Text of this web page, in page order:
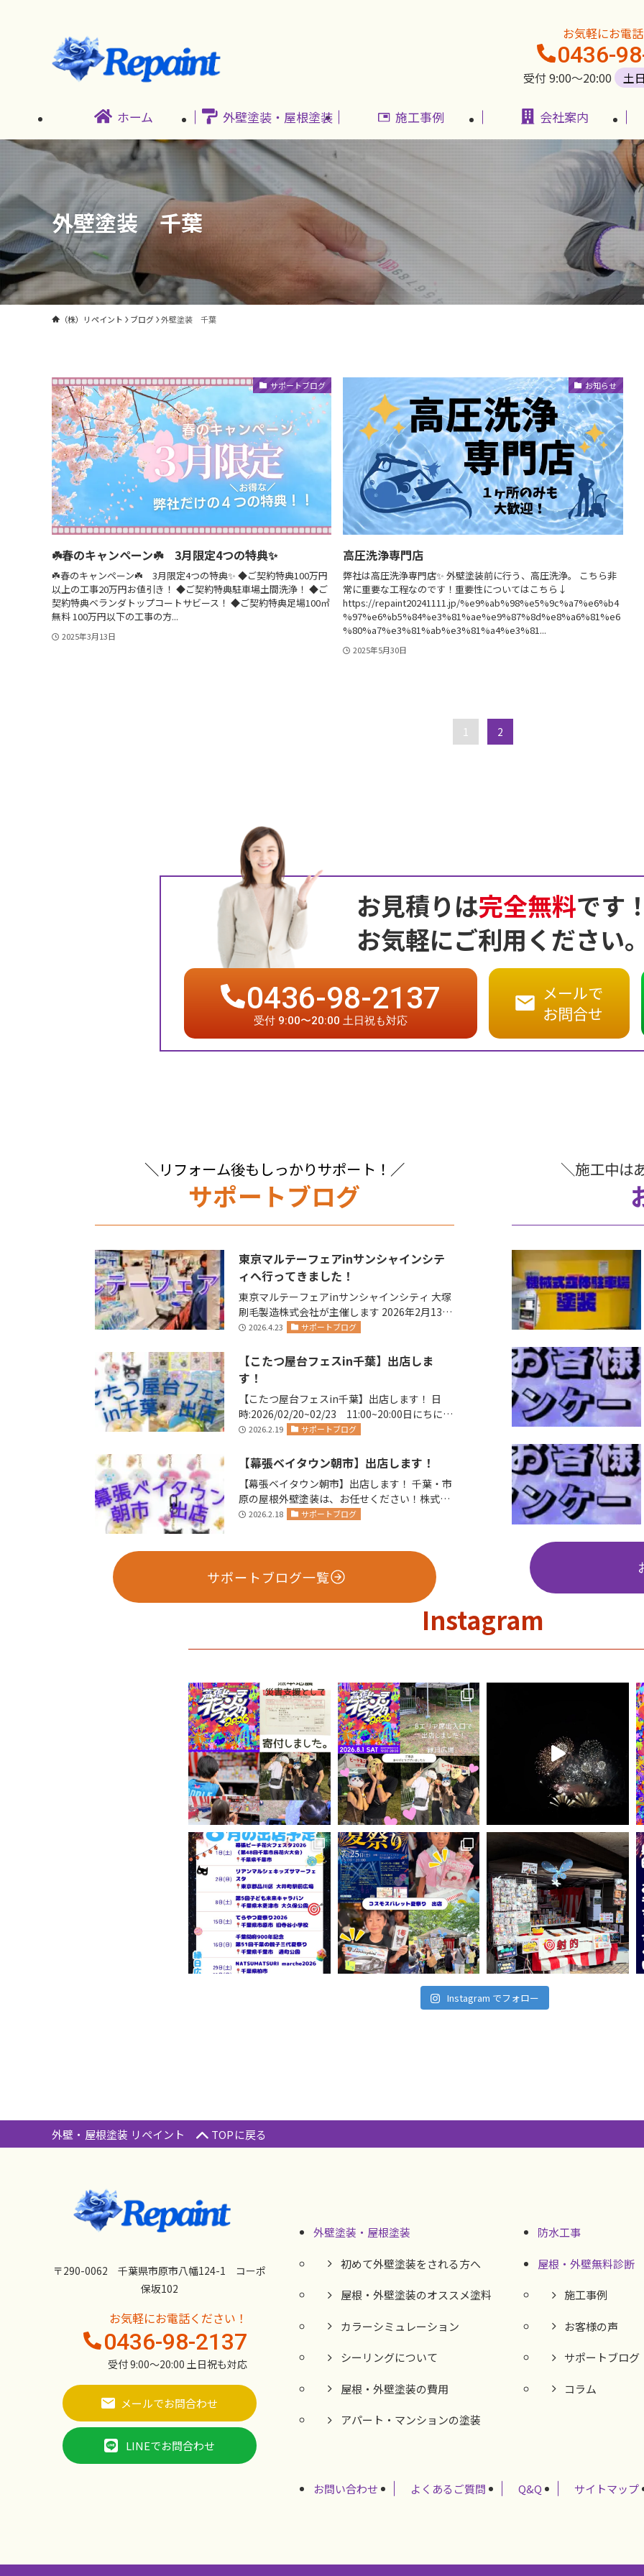
ホーム 外壁塗装・屋根塗装 施工事例 会社案内
お気軽にお電
0436-
受付 9:00〜20:00 土
外壁塗装 千葉
（株）リペイント ブログ 外壁塗装 千葉
サポートブログ
☘️春のキャンペーン☘️ 3月限定4つの特典✨
☘️春のキャンペーン☘️ 3月限定4つの特典✨ ◆ご契約特典100万円
以上の工事20万円お値引き！ ◆ご契約特典駐車場土間洗浄！ ◆ご
契約特典ベランダトップコートサビース！ ◆ご契約特典足場100㎡
無料 100万円以下の工事の方...
2025年3月13日
お知らせ
高圧洗浄専門店
弊社は高圧洗浄専門店✨ 外壁塗装前に行う、高圧洗浄。 こちら非
常に重要な工程なのです！重要性についてはこちら↓
https://repaint20241111.jp/%e9%ab%98%e5%9c%a7%e6%b4
%97%e6%b5%84%e3%81%ae%e9%87%8d%e8%a6%81%e6
%80%a7%e3%81%ab%e3%81%a4%e3%81...
2025年5月30日
1 2
お見積りは完全無料です
お気軽にご利用ください
0436-98-2137
受付 9:00〜20:00 土日祝も対応
メールで
お問合せ
＼リフォーム後もしっかりサポート！／
サポートブログ
東京マルテーフェアinサンシャインシテ
ィへ行ってきました！
東京マルテーフェアinサンシャインシティ 大塚
刷毛製造株式会社が主催します 2026年2月13日
(金)14日(土)に開催されま…
2026.4.23 サポートブログ
【こたつ屋台フェスin千葉】出店しま
す！
【こたつ屋台フェスin千葉】出店します！ 日
時:2026/02/20~02/23 11:00~20:00日にちによ
り営業…
2026.2.19 サポートブログ
【幕張ベイタウン朝市】出店します！
【幕張ベイタウン朝市】出店します！ 千葉・市
原の屋根外壁塗装は、お任せください！株式会
社リペイント🫟 …
2026.2.18 サポートブログ
サポートブログ一覧
＼施工中は
Instagram
Instagram でフォロー
外壁・屋根塗装 リペイント TOPに戻る
〒290-0062 千葉県市原市八幡124-1 コーポ
保坂102
お気軽にお電話ください！
0436-98-2137
受付 9:00〜20:00 土日祝も対応
メールでお問合わせ
LINEでお問合わせ
外壁塗装・屋根塗装
初めて外壁塗装をされる方へ
屋根・外壁塗装のオススメ塗料
カラーシミュレーション
シーリングについて
屋根・外壁塗装の費用
アパート・マンションの塗装
防水工事
屋根・外壁無料診断
施工事例
お客様の声
サポートブログ
コラム
お問い合わせ よくあるご質問 Q&Q サイトマップ